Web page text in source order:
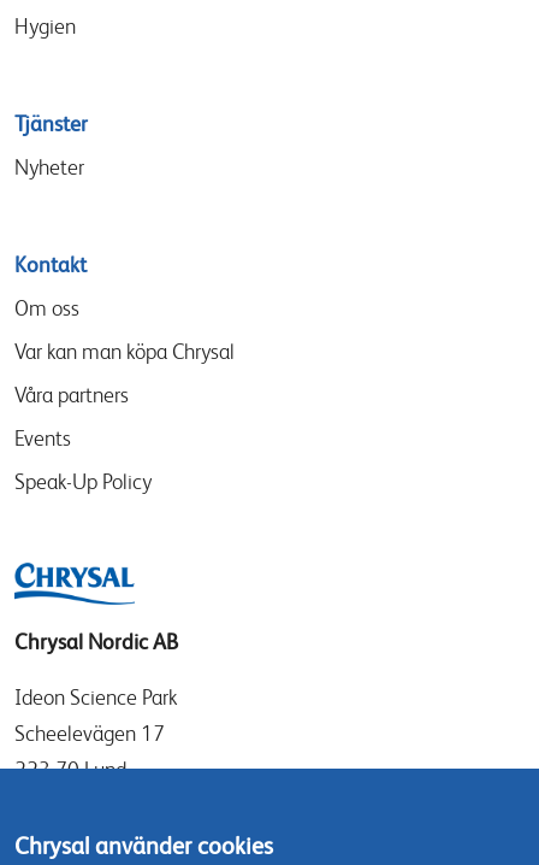
Hygien
Tjänster
Nyheter
Kontakt
Om oss
Var kan man köpa Chrysal
Våra partners
Events
Speak-Up Policy
Chrysal Nordic AB
Ideon Science Park
Scheelevägen 17
223 70 Lund
Chrysal använder cookies